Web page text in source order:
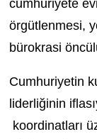
cumhuriyete
örgütlenmesi,
bürokrasi
Cumhuriyetin
liderliğinin
koordinatları